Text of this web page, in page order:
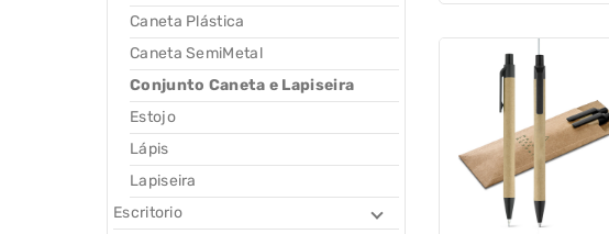
Caneta Plástica
Caneta SemiMetal
Conjunto Caneta e Lapiseira
Estojo
Lápis
Lapiseira
Escritorio